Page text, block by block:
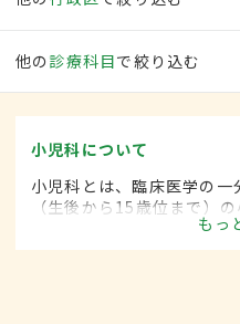
他の 診療科目で絞り込む
小児科について
小児科とは、臨床医学の
（生後から15歳位まで）
て、内科的な治療をします
もっ